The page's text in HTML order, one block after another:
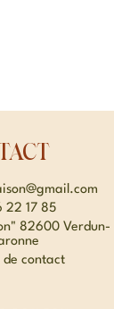
22 17 85
82600 Verdun-
de contact